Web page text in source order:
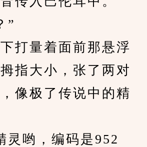
”
量着面前那悬浮
指大小，张了两对
像极了传说中的精
哟，编码是952